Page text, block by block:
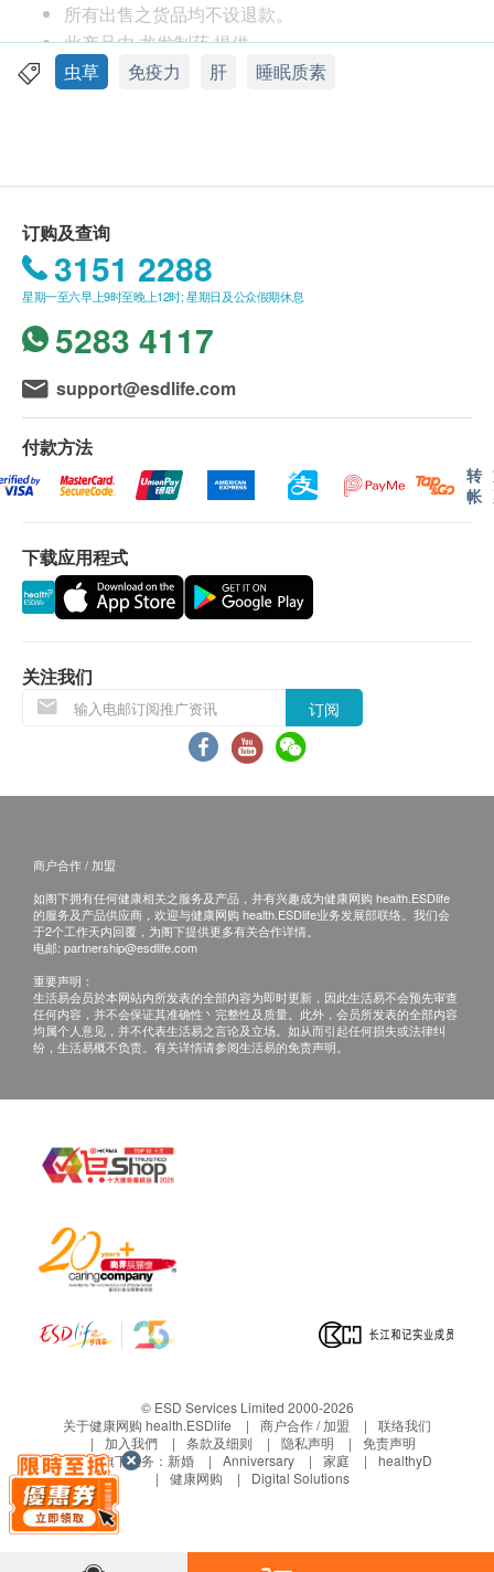
产品简介
极品冬虫夏草(菌丝体)严选西藏野生冬虫夏草菌种，
并于美国农业协会认可的有机培植场培植。透过美国
素提升，加上健脾益胃的作用，有效提升消化及吸收
力。再配合具有强效抗氧化功能的绿茶多酚，击退自
由基，并能加速冬虫夏草及舞茸互动，使功效倍增。
极品冬虫夏草(菌丝体)经美国FDA认可GMP药厂制
造，所有制成品都经过严格监管，确保重金属、微生
物及残留农药均符合国际安全标准。微生物及残留农
药均符合国际安全标准。
主要成份
服用方法
保健服用：每日2次，每次1粒
以温水直接送服，或打开胶囊将粉末混合上汤服用
存放于阴凉干燥及孩童不易触及的地方
所有出售之货品均不设退款。
此产品由 龙发制药 提供。
如有任何争议，龙发制药及健康网购
费。
龙发制药将于确定订单后3-5个工作天内安排发
货。
不排除运送时间会因节日而有所影响。当八号烈风
讯号悬挂或黑色暴雨警告生效时，送货服务时间将
会延迟。
所有订单须视乎相关货品的供应情况再作最后确
认。倘若生活易未能提供任何订单上的货品，生活
易有权拒绝接受该订单，并且会于送货前透过电话
或电邮通知顾客再作安排。
保用：
货品质量保证，于顾客收到产品当日起计，食用期
应最少有12个月或以上。
退换条款：
当顾客收取已订购之货品时，有责任检查货品是否
有损毁情况，一经确认签收，恕不接受退换。
退换产品必须包装完整，如退换之产品有任何残缺
发制药 客户服务部跟进。
电邮: info@longfar.com.hk
查询热线: (852) 3602 2888
虫草 免疫力 肝 睡眠质素
订购及查询
3151 2288
星期一至六早上9时至晚上12时; 星期日及公众假期休息
5283 4117
support@esdlife.com
付款方法
转
帐
下载应用程式
关注我们
订阅
商户合作 / 加盟
如阁下拥有任何健康相关之服务及产品，并有兴趣成为健康网购 health.ESDlife
的服务及产品供应商，欢迎与健康网购 health.ESDlife业务发展部联络。我们会
于2个工作天内回覆，为阁下提供更多有关合作详情。
电邮: partnership@esdlife.com
重要声明：
生活易会员於本网站内所发表的全部内容为即时更新，因此生活易不会预先审查
任何内容，并不会保证其准确性丶完整性及质量。此外，会员所发表的全部内容
均属个人意见，并不代表生活易之言论及立场。如从而引起任何损失或法律纠
纷，生活易概不负责。有关详情请参阅生活易的免责声明。
© ESD Services Limited 2000-2026
关于健康网购 health.ESDlife
商户合作 / 加盟
联络我们
加入我們
条款及细则 隐私声明
免责声明
生活易旗下业务： 新婚 Anniversary 家庭
healthyD
健康网购
Digital Solutions